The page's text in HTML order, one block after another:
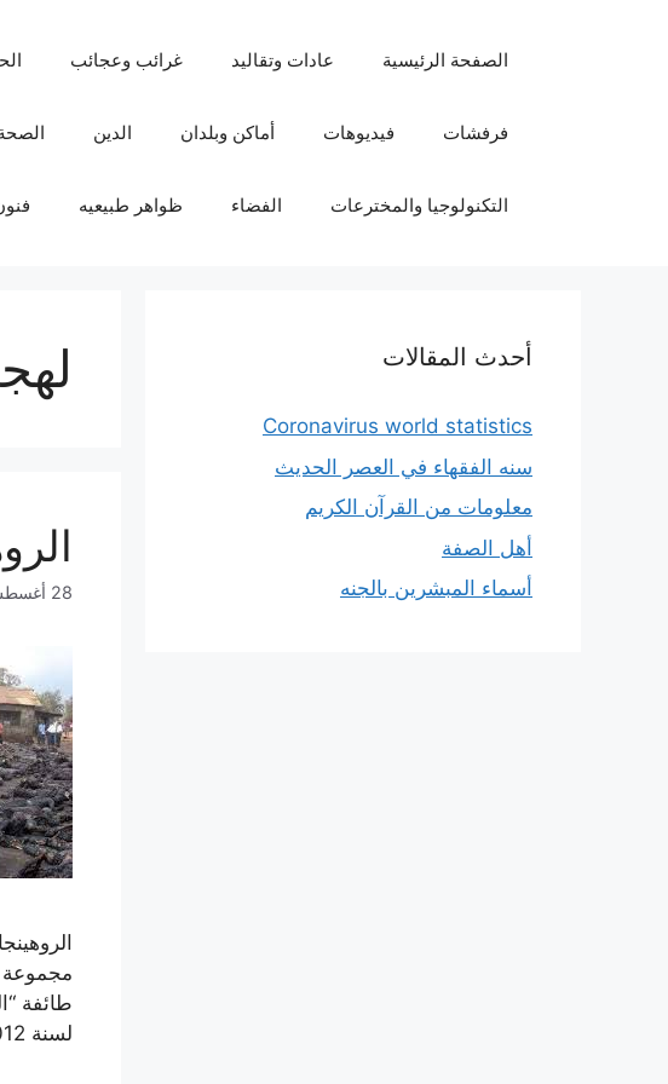
الصفحة الرئيسية عادات وتقاليد غرائب وعجائب
فرفشات فيديوهات أماكن وبلدان الدين
التكنولوجيا والمخترعات الفضاء ظواهر طبيعيه
28 أغسطس، 2017
طائفة
لسنة 2012 يوجد 800,000 روهينجي في أراكان، وتعدهم الأمم …
أحدث المقالات
Coronavirus world statistics
سنه الفقهاء في العصر الحديث
معلومات من القرآن الكريم
أهل الصفة
أسماء المبشرين بالجنه